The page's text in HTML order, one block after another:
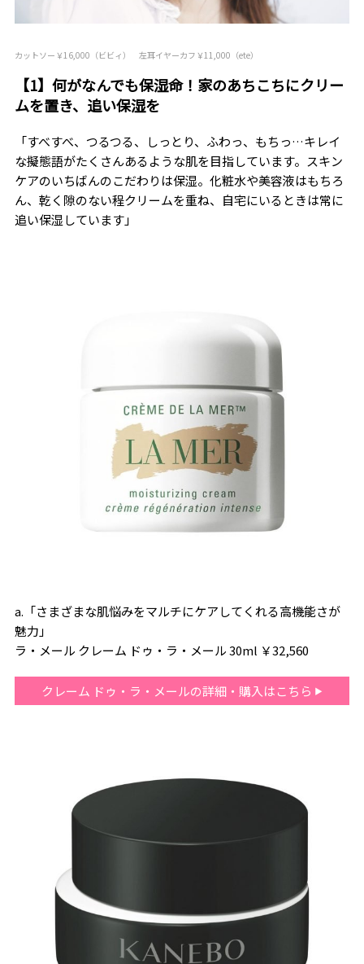
カットソー￥16,000（ビビィ） 左耳イヤーカフ￥11,000（ete）
【1】何がなんでも保湿命！家のあちこちにクリー
ムを置き、追い保湿を
「すべすべ、つるつる、しっとり、ふわっ、もちっ…キレイ
な擬態語がたくさんあるような肌を目指しています。スキン
ケアのいちばんのこだわりは保湿。化粧水や美容液はもちろ
ん、乾く隙のない程クリームを重ね、自宅にいるときは常に
追い保湿しています」
a.「さまざまな肌悩みをマルチにケアしてくれる高機能さが
魅力」
ラ・メール クレーム ドゥ・ラ・メール 30ml ￥32,560
クレーム ドゥ・ラ・メールの詳細・購入はこちら